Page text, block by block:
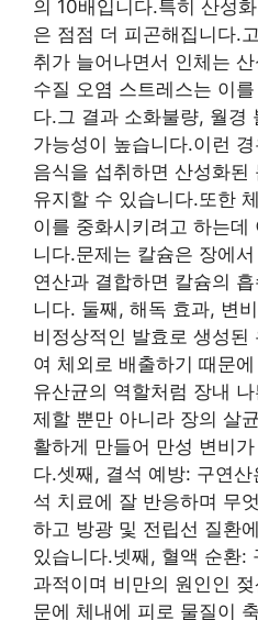
의 10배입니다.특히 산성
은 점점 더 피곤해집니다.
취가 늘어나면서 인체는
수질 오염 스트레스는 이
다.그 결과 소화불량, 월경
가능성이 높습니다.이런
음식을 섭취하면 산성화된
유지할 수 있습니다.또한
이를 중화시키려고 하는데
니다.문제는 칼슘은 장에
연산과 결합하면 칼슘의
니다. 둘째, 해독 효과, 변
비정상적인 발효로 생성
여 체외로 배출하기 때문
유산균의 역할처럼 장내
제할 뿐만 아니라 장의 살
활하게 만들어 만성 변비
다.셋째, 결석 예방: 구연
석 치료에 잘 반응하며 무
하고 방광 및 전립선 질환
있습니다.넷째, 혈액 순환:
과적이며 비만의 원인인
문에 체내에 피로 물질이